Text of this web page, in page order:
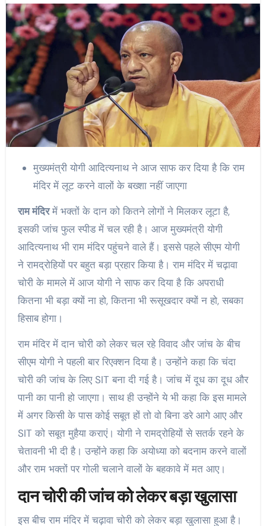
मुख्यमंत्री योगी आदित्यनाथ ने आज साफ कर दिया है कि राम
मंदिर में लूट करने वालों के बख्शा नहीं जाएगा
राम मंदिरमें भक्तों के दान को कितने लोगों ने मिलकर लूटा है,
इसकी जांच फुल स्पीड में चल रही है। आज मुख्यमंत्री योगी
आदित्यनाथ भी राम मंदिर पहुंचने वाले हैं। इससे पहले सीएम योगी
ने रामद्रोहियों पर बहुत बड़ा प्रहार किया है। राम मंदिर में चढ़ावा
चोरी के मामले में आज योगी ने साफ कर दिया है कि अपराधी
कितना भी बड़ा क्यों ना हो, कितना भी रूसूखदार क्यों न हो, सबका
हिसाब होगा।
राम मंदिर में दान चोरी को लेकर चल रहे विवाद और जांच के बीच
सीएम योगी ने पहली बार रिएक्शन दिया है। उन्होंने कहा कि चंदा
चोरी की जांच के लिए SIT बना दी गई है। जांच में दूध का दूध और
पानी का पानी हो जाएगा। साथ ही उन्होंने ये भी कहा कि इस मामले
में अगर किसी के पास कोई सबूत हों तो वो बिना डरे आगे आए और
SIT को सबूत मुहैया कराएं। योगी ने रामद्रोहियों से सतर्क रहने के
चेतावनी भी दी है। उन्होंने कहा कि अयोध्या को बदनाम करने वालों
और राम भक्तों पर गोली चलाने वालों के बहकावे में मत आए।
दान चोरी की जांच को लेकर बड़ा खुलासा
इस बीच राम मंदिर में चढ़ावा चोरी को लेकर बड़ा खुलासा हुआ है।